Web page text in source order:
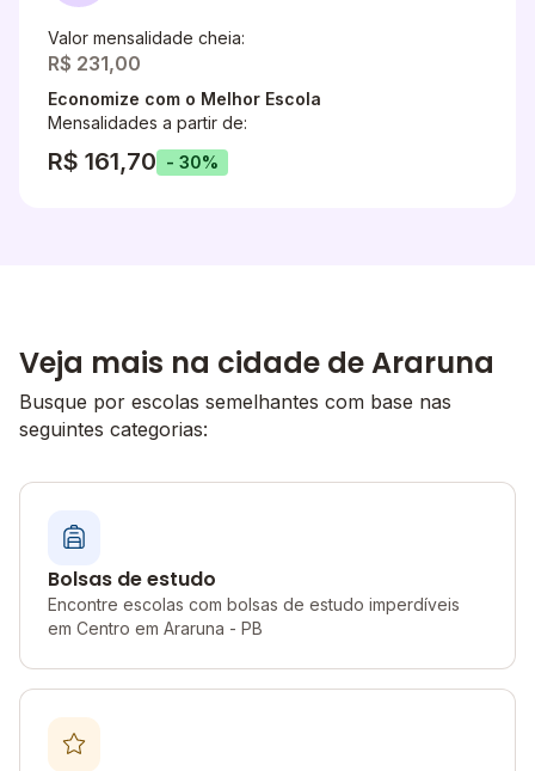
Valor mensalidade cheia:
R$ 231,00
Economize com o Melhor Escola
Mensalidades a partir de:
R$ 161,70 - 30%
Veja mais na cidade de Araruna
Busque por escolas semelhantes com base nas
seguintes categorias:
Bolsas de estudo
Encontre escolas com bolsas de estudo imperdíveis
em Centro em Araruna - PB